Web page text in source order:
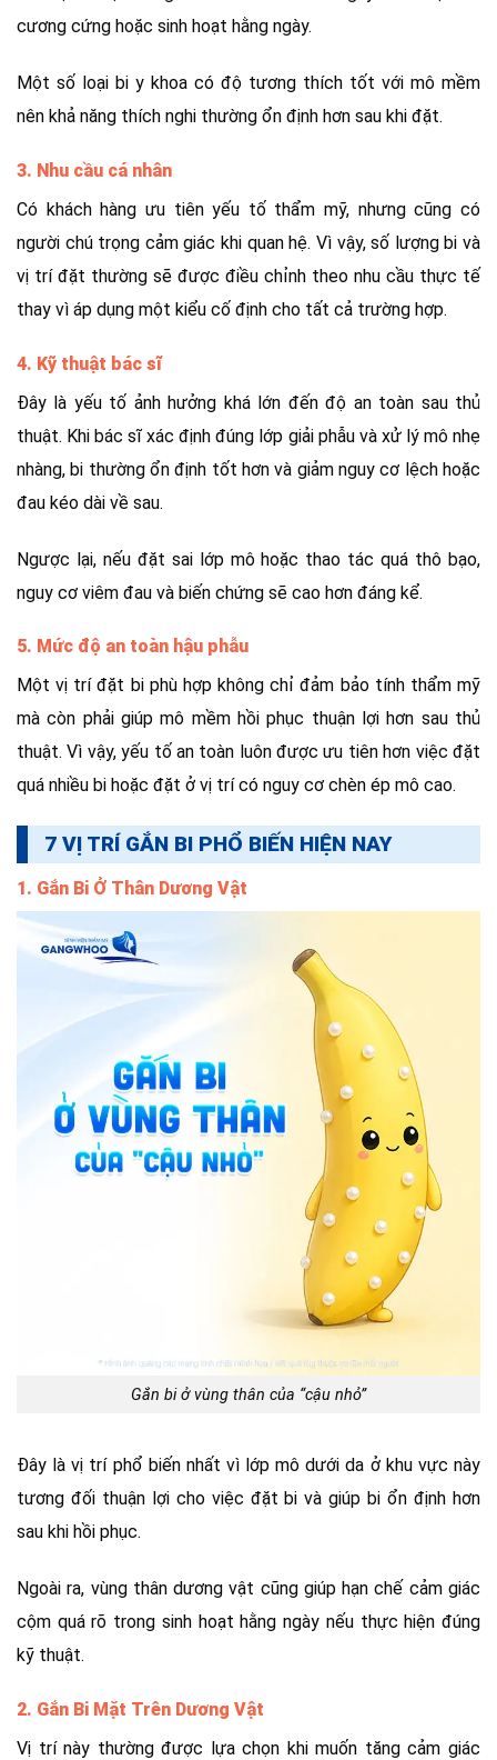
cương cứng hoặc sinh hoạt hằng ngày.
Một số loại bi y khoa có độ tương thích tốt với mô mềm
nên khả năng thích nghi thường ổn định hơn sau khi đặt.
3. Nhu cầu cá nhân
Có khách hàng ưu tiên yếu tố thẩm mỹ, nhưng cũng có
người chú trọng cảm giác khi quan hệ. Vì vậy, số lượng bi và
vị trí đặt thường sẽ được điều chỉnh theo nhu cầu thực tế
thay vì áp dụng một kiểu cố định cho tất cả trường hợp.
4. Kỹ thuật bác sĩ
Đây là yếu tố ảnh hưởng khá lớn đến độ an toàn sau thủ
thuật. Khi bác sĩ xác định đúng lớp giải phẫu và xử lý mô nhẹ
nhàng, bi thường ổn định tốt hơn và giảm nguy cơ lệch hoặc
đau kéo dài về sau.
Ngược lại, nếu đặt sai lớp mô hoặc thao tác quá thô bạo,
nguy cơ viêm đau và biến chứng sẽ cao hơn đáng kể.
5. Mức độ an toàn hậu phẫu
Một vị trí đặt bi phù hợp không chỉ đảm bảo tính thẩm mỹ
mà còn phải giúp mô mềm hồi phục thuận lợi hơn sau thủ
thuật. Vì vậy, yếu tố an toàn luôn được ưu tiên hơn việc đặt
quá nhiều bi hoặc đặt ở vị trí có nguy cơ chèn ép mô cao.
7 VỊ TRÍ GẮN BI PHỔ BIẾN HIỆN NAY
1. Gắn Bi Ở Thân Dương Vật
Gắn bi ở vùng thân của “cậu nhỏ”
Đây là vị trí phổ biến nhất vì lớp mô dưới da ở khu vực này
tương đối thuận lợi cho việc đặt bi và giúp bi ổn định hơn
sau khi hồi phục.
Ngoài ra, vùng thân dương vật cũng giúp hạn chế cảm giác
cộm quá rõ trong sinh hoạt hằng ngày nếu thực hiện đúng
kỹ thuật.
2. Gắn Bi Mặt Trên Dương Vật
Vị trí này thường được lựa chọn khi muốn tăng cảm giác